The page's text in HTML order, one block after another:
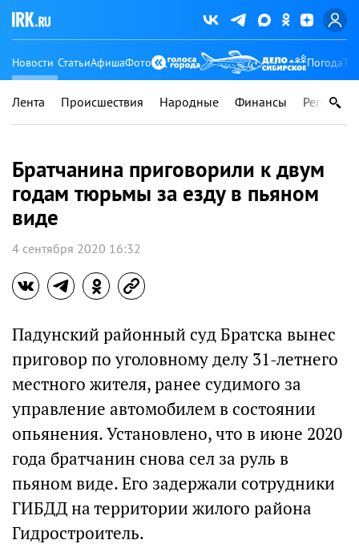
Новости СтатьиАфишаФото Погода
Лента Происшествия Народные Финансы Регионы
Братчанина приговорили к двум
годам тюрьмы за езду в пьяном
виде
4 сентября 2020 16:32
Падунский районный суд Братска вынес
приговор по уголовному делу 31-летнего
местного жителя, ранее судимого за
управление автомобилем в состоянии
опьянения. Установлено, что в июне 2020
года братчанин снова сел за руль в
пьяном виде. Его задержали сотрудники
ГИБДД на территории жилого района
Гидростроитель.